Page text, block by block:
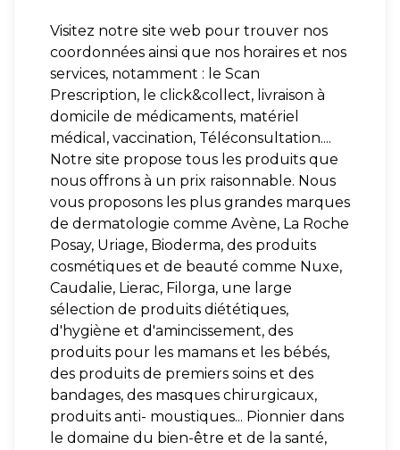
Visitez notre site web pour trouver nos
coordonnées ainsi que nos horaires et nos
services, notamment : le Scan
Prescription, le click&collect, livraison à
domicile de médicaments, matériel
médical, vaccination, Téléconsultation....
Notre site propose tous les produits que
nous offrons à un prix raisonnable. Nous
vous proposons les plus grandes marques
de dermatologie comme Avène, La Roche
Posay, Uriage, Bioderma, des produits
cosmétiques et de beauté comme Nuxe,
Caudalie, Lierac, Filorga, une large
sélection de produits diététiques,
d'hygiène et d'amincissement, des
produits pour les mamans et les bébés,
des produits de premiers soins et des
bandages, des masques chirurgicaux,
produits anti- moustiques... Pionnier dans
le domaine du bien-être et de la santé,